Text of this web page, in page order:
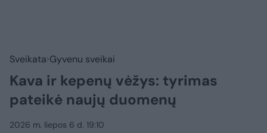
Sveikata Gyvenu sveikai
Kava ir kepenų vėžys: tyrimas
pateikė naujų duomenų
2026 m. liepos 6 d. 19:10